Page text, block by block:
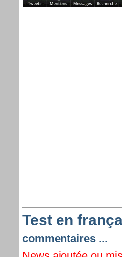
Test en
commentaires ...